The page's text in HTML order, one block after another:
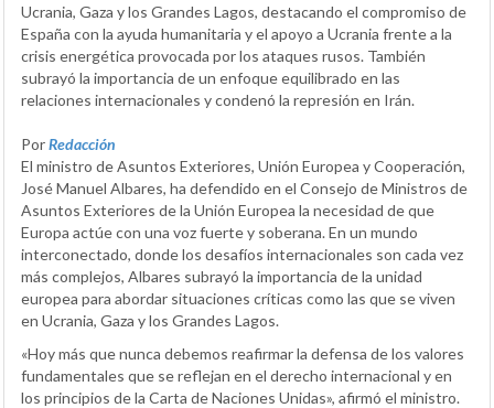
Ucrania, Gaza y los Grandes Lagos, destacando el compromiso de
España con la ayuda humanitaria y el apoyo a Ucrania frente a la
crisis energética provocada por los ataques rusos. También
subrayó la importancia de un enfoque equilibrado en las
relaciones internacionales y condenó la represión en Irán.
PorRedacción
El ministro de Asuntos Exteriores, Unión Europea y Cooperación,
José Manuel Albares, ha defendido en el Consejo de Ministros de
Asuntos Exteriores de la Unión Europea la necesidad de que
Europa actúe con una voz fuerte y soberana. En un mundo
interconectado, donde los desafíos internacionales son cada vez
más complejos, Albares subrayó la importancia de la unidad
europea para abordar situaciones críticas como las que se viven
en Ucrania, Gaza y los Grandes Lagos.
«Hoy más que nunca debemos reafirmar la defensa de los valores
fundamentales que se reflejan en el derecho internacional y en
los principios de la Carta de Naciones Unidas», afirmó el ministro.